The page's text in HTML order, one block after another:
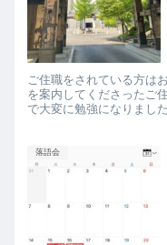
ご住職をされている方は
を案内してくださったご
で大変に勉強になりまし
落語会